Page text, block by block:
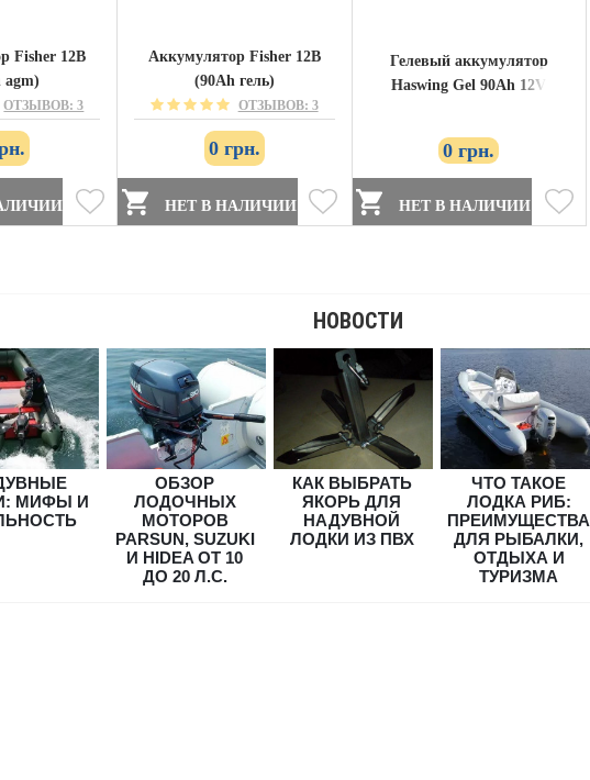
Fisher 12B
agm)
ОТЗЫВОВ: 3
Аккумулятор Fisher 12B
(90Ah гель)
ОТЗЫВОВ: 3
0 грн.
НЕТ В НАЛИЧИИ
Гелевый аккумулятор
Haswing Gel 90Ah 12V
0 грн.
НЕТ В НАЛИЧИИ
МИФЫ И
ОБЗОР
ЛОДОЧНЫХ
МОТОРОВ
PARSUN, SUZUKI
И HIDEA ОТ 10
ДО 20 Л.С.
КАК ВЫБРАТЬ
ЯКОРЬ ДЛЯ
НАДУВНОЙ
ЛОДКИ ИЗ ПВХ
ЧТО ТАКОЕ
ЛОДКА РИБ:
ПРЕИМУЩЕСТВА
ДЛЯ РЫБАЛКИ,
ОТДЫХА И
ТУРИЗМА